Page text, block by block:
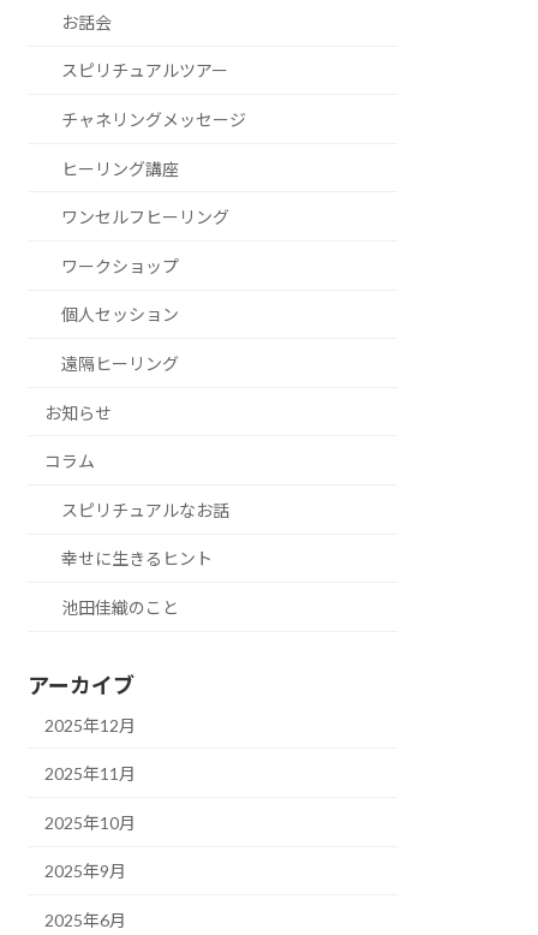
お話会
スピリチュアルツアー
チャネリングメッセージ
ヒーリング講座
ワンセルフヒーリング
ワークショップ
個人セッション
遠隔ヒーリング
お知らせ
コラム
スピリチュアルなお話
幸せに生きるヒント
池田佳織のこと
アーカイブ
2025年12月
2025年11月
2025年10月
2025年9月
2025年6月